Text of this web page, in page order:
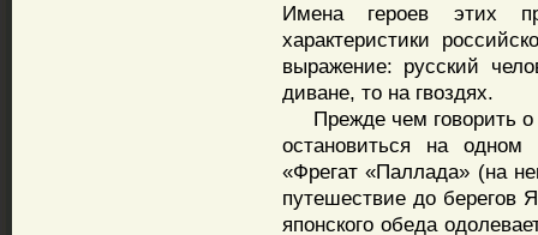
Имена героев этих
характеристики
выражение: русский
диване, то на гвоздях.
Прежде чем говорить о
остановиться на
«Фрегат «Паллада» (на
путешествие до берегов
японского обеда